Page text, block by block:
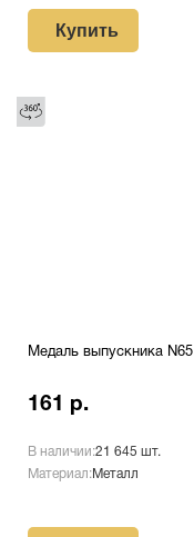
Купить
Медаль выпускника N65
161 р.
В наличии:21 645 шт.
Материал:Металл